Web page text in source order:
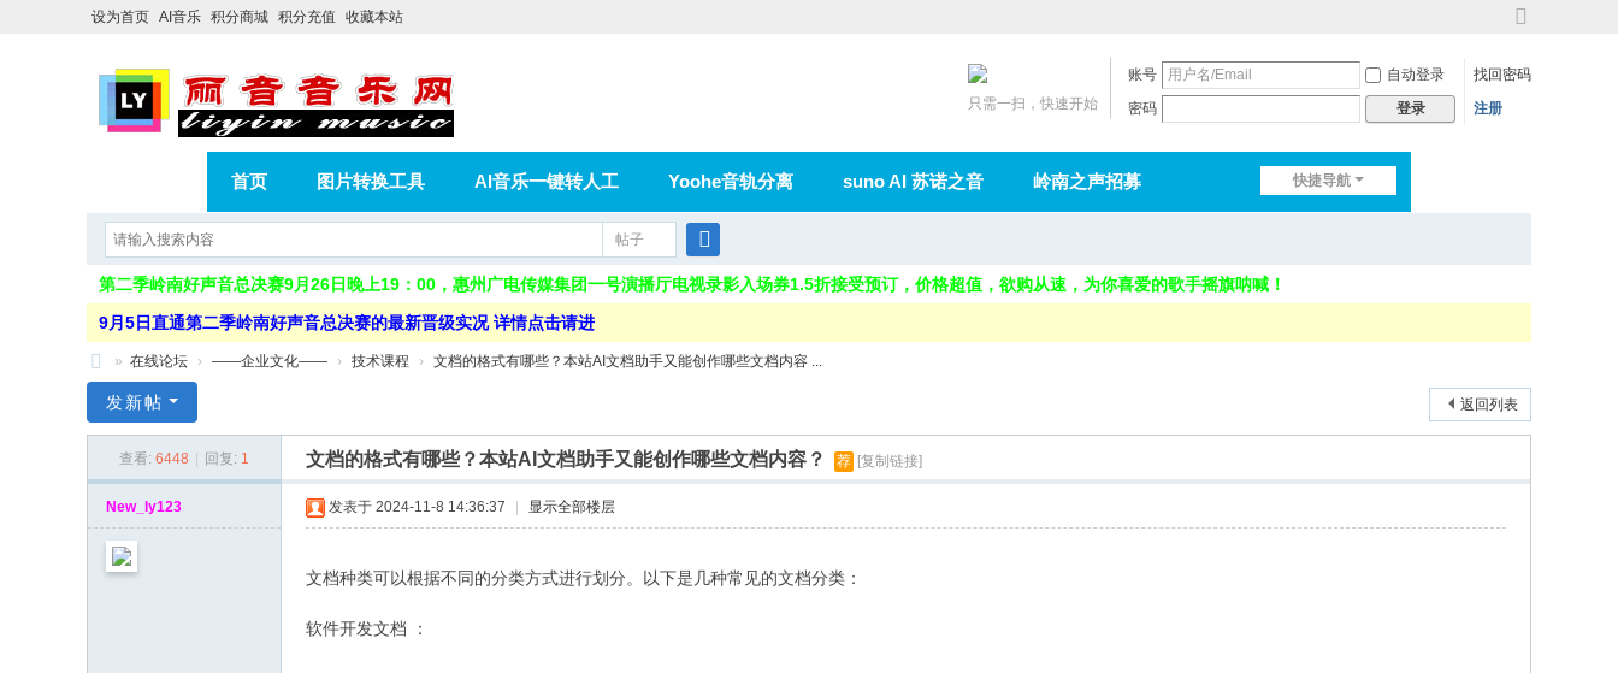
设为首页 AI音乐 积分商城 积分充值 收藏本站
到
账号 自动登录
找回密码
密码
登录 注册
只需一扫，快速开始
快捷导航
首页 图片转换工具 AI音乐一键转人工 Yoohe音轨分离 suno AI 苏诺之音 岭南之声招募
在线论坛
相册 分享 记录
帖子
搜
索
第二季岭南好声音总决赛9月26日晚上19：00，惠州广电传媒集团一号演播厅电视录影入场券1.5折接受预订，价格超值，欲购从速，为你喜爱的歌手摇旗呐喊！
9月5日直通第二季岭南好声音总决赛的最新晋级实况 详情点击请进
音
» 在线论坛 › ——企业文化—— › 技术课程 › 文档的格式有哪些？本站AI文档助手又能创作哪些文档内容 ...
返回列表
发新帖
查看: 6448 回复: 1 文档的格式有哪些？本站AI文档助手又能创作哪些文档内容？ 荐 [复制链接]
New_ly123 发表于 2024-11-8 14:36:37 显示全部楼层
文档种类可以根据不同的分类方式进行划分。以下是几种常见的文档分类：
软件开发文档 ：